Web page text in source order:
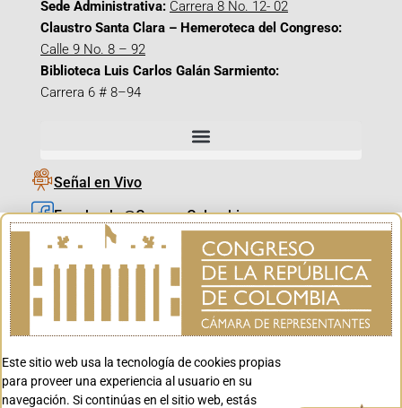
Sede Administrativa: Carrera 8 No. 12- 02
Claustro Santa Clara – Hemeroteca del Congreso:
Calle 9 No. 8 – 92
Biblioteca Luis Carlos Galán Sarmiento:
Carrera 6 # 8–94
Señal en Vivo
Facebook_@CamaraColombia
Instagram_@CamaraColombia
X_@CamaraColombia
Youtube_@CamaraColombia
Youtube_@CanalCongreso
Este sitio web usa la tecnología de cookies propias
para proveer una experiencia al usuario en su
navegación. Si continúas en el sitio web, estás